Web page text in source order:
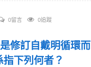
0留言 0追蹤
修訂自戴明循環而
指下列何者？